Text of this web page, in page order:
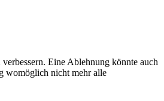
Eine Ablehnung könnte auch
womöglich nicht mehr alle